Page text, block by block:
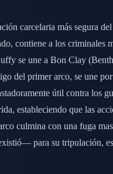
carcelaria más segura
contiene a los criminales
se une a Bon Clay
del primer arco, se une
útil contra los
estableciendo que las
culmina con una fuga
para su tripulación,